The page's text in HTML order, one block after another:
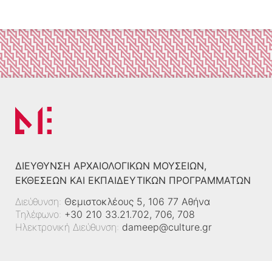
ΔΙΕΎΘΥΝΣΗ ΑΡΧΑΙΟΛΟΓΙΚΏΝ ΜΟΥΣΕΊΩΝ,
ΕΚΘΈΣΕΩΝ ΚΑΙ ΕΚΠΑΙΔΕΥΤΙΚΏΝ ΠΡΟΓΡΑΜΜΆΤΩΝ
Διεύθυνση: Θεμιστοκλέους 5, 106 77 Αθήνα
Τηλέφωνο: +30 210 33.21.702, 706, 708
Ηλεκτρονική Διεύθυνση: dameep@culture.gr